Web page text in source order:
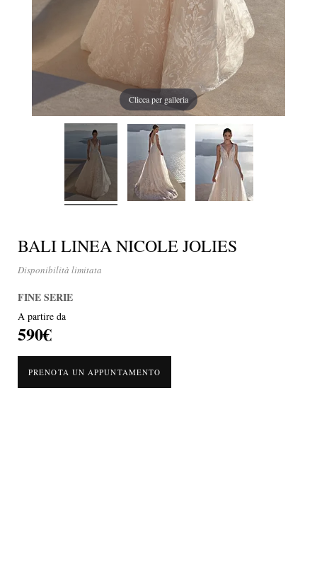
Clicca per galleria
BALI LINEA NICOLE JOLIES
Disponibilità limitata
FINE SERIE
A partire da
590€
PRENOTA UN APPUNTAMENTO